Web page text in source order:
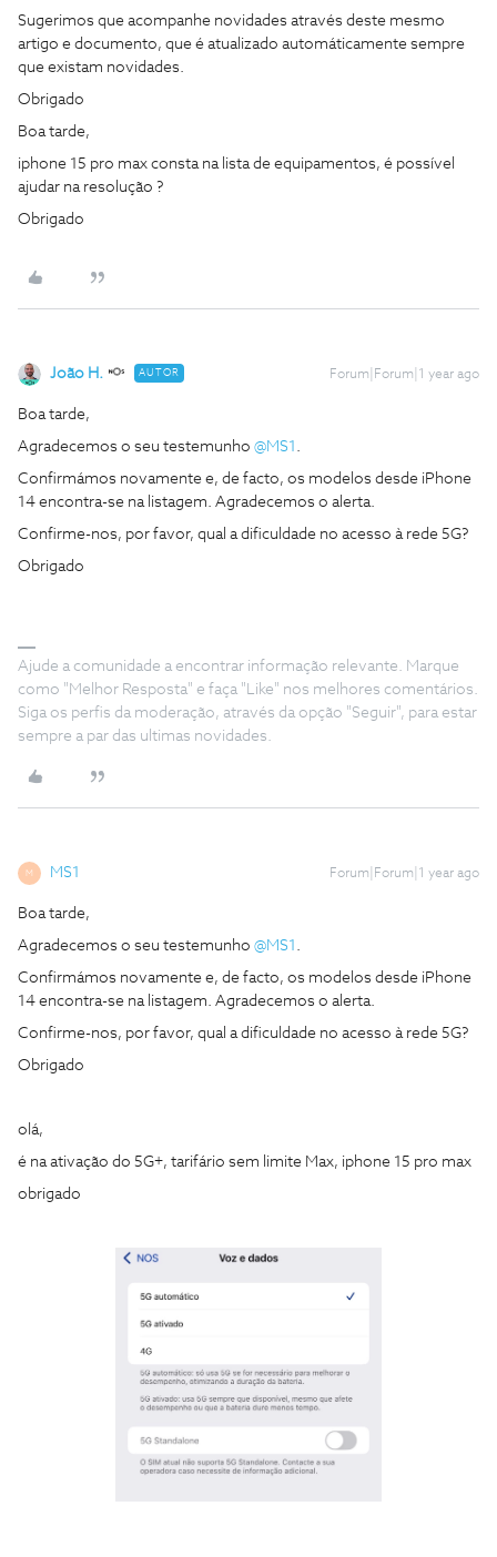
Sugerimos que acompanhe novidades através deste mesmo
artigo e documento, que é atualizado automáticamente sempre
que existam novidades.
Obrigado
Boa tarde,
iphone 15 pro max consta na lista de equipamentos, é possível
ajudar na resolução ?
Obrigado
João H. AUTOR Forum|Forum|1 year ago
Boa tarde,
Agradecemos o seu testemunho ​ @MS1 .
Confirmámos novamente e, de facto, os modelos desde iPhone
14 encontra-se na listagem. Agradecemos o alerta.
Confirme-nos, por favor, qual a dificuldade no acesso à rede 5G?
Obrigado
Ajude a comunidade a encontrar informação relevante. Marque
como "Melhor Resposta" e faça "Like" nos melhores comentários.
Siga os perfis da moderação, através da opção "Seguir", para estar
sempre a par das ultimas novidades.
M MS1 Forum|Forum|1 year ago
Boa tarde,
Agradecemos o seu testemunho ​ @MS1 .
Confirmámos novamente e, de facto, os modelos desde iPhone
14 encontra-se na listagem. Agradecemos o alerta.
Confirme-nos, por favor, qual a dificuldade no acesso à rede 5G?
Obrigado
olá,
é na ativação do 5G+, tarifário sem limite Max, iphone 15 pro max
obrigado